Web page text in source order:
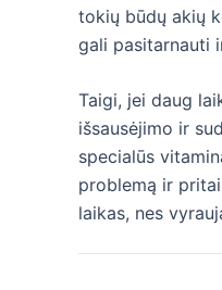
tokių būdų akių
gali pasitarnauti
Taigi, jei daug
išsausėjimo ir
specialūs
problemą ir
laikas, nes